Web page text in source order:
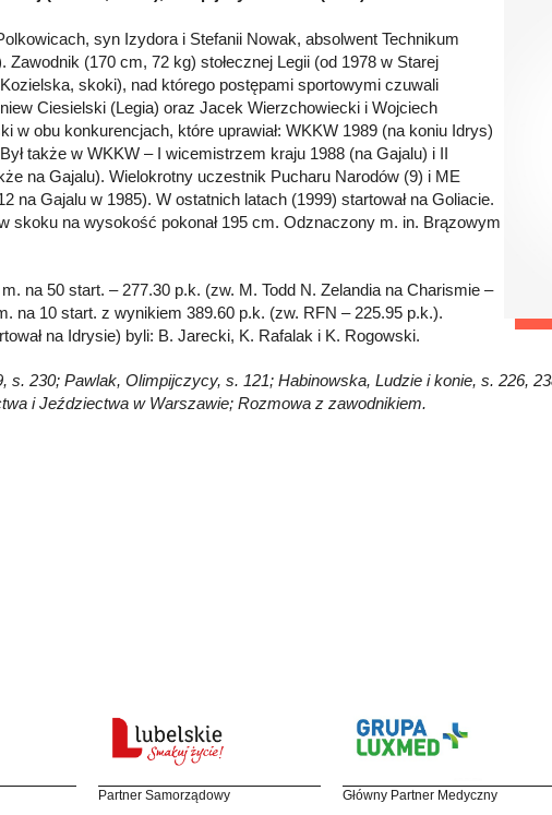
syn Izydora i Stefanii Nowak, absolwent Technikum
Zawodnik (170 cm, 72 kg) stołecznej Legii (od 1978 w Starej
skoki), nad którego postępami sportowymi czuwali
Ciesielski (Legia) oraz Jacek Wierzchowiecki i Wojciech
w obu konkurencjach, które uprawiał: WKKW 1989 (na koniu Idrys)
także w WKKW – I wicemistrzem kraju 1988 (na Gajalu) i II
na Gajalu). Wielokrotny uczestnik Pucharu Narodów (9) i ME
na Gajalu w 1985). W ostatnich latach (1999) startował na Goliacie.
skoku na wysokość pokonał 195 cm. Odznaczony m. in. Brązowym
na 50 start. – 277.30 p.k. (zw. M. Todd N. Zelandia na Charismie –
na 10 start. z wynikiem 389.60 p.k. (zw. RFN – 225.95 p.k.).
na Idrysie) byli: B. Jarecki, K. Rafalak i K. Rogowski.
s. 230; Pawlak, Olimpijczycy, s. 121; Habinowska, Ludzie i konie, s. 226,
i Jeździectwa w Warszawie; Rozmowa z zawodnikiem.
Partner Samorządowy Główny Partner Medyczny